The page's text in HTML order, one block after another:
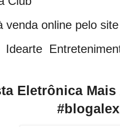
venda online pelo
Idearte
Eletrônica